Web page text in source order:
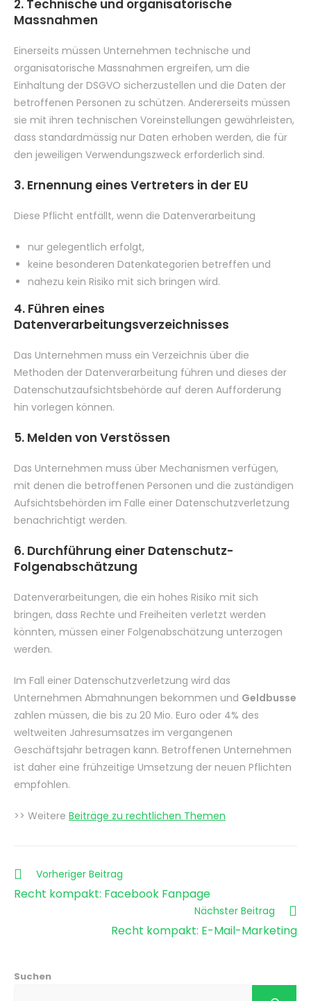
2. Technische und organisatorische
Massnahmen
Einerseits müssen Unternehmen technische und
organisatorische Massnahmen ergreifen, um die
Einhaltung der DSGVO sicherzustellen und die Daten der
betroffenen Personen zu schützen. Andererseits müssen
sie mit ihren technischen Voreinstellungen gewährleisten,
dass standardmässig nur Daten erhoben werden, die für
den jeweiligen Verwendungszweck erforderlich sind.
3. Ernennung eines Vertreters in der EU
Diese Pflicht entfällt, wenn die Datenverarbeitung
nur gelegentlich erfolgt,
keine besonderen Datenkategorien betreffen und
nahezu kein Risiko mit sich bringen wird.
4. Führen eines
Datenverarbeitungsverzeichnisses
Das Unternehmen muss ein Verzeichnis über die
Methoden der Datenverarbeitung führen und dieses der
Datenschutzaufsichtsbehörde auf deren Aufforderung
hin vorlegen können.
5. Melden von Verstössen
Das Unternehmen muss über Mechanismen verfügen,
mit denen die betroffenen Personen und die zuständigen
Aufsichtsbehörden im Falle einer Datenschutzverletzung
benachrichtigt werden.
6. Durchführung einer Datenschutz-
Folgenabschätzung
Datenverarbeitungen, die ein hohes Risiko mit sich
bringen, dass Rechte und Freiheiten verletzt werden
könnten, müssen einer Folgenabschätzung unterzogen
werden.
Im Fall einer Datenschutzverletzung wird das
Unternehmen Abmahnungen bekommen und Geldbusse
zahlen müssen, die bis zu 20 Mio. Euro oder 4% des
weltweiten Jahresumsatzes im vergangenen
Geschäftsjahr betragen kann. Betroffenen Unternehmen
ist daher eine frühzeitige Umsetzung der neuen Pflichten
empfohlen.
>> Weitere Beiträge zu rechtlichen Themen
Weitere
ansehen
Vorheriger Beitrag
Recht kompakt: Facebook Fanpage
Nächster Beitrag
Recht kompakt: E-Mail-Marketing
Suchen